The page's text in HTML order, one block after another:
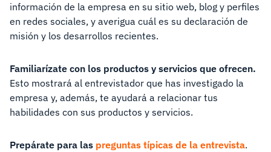
información de la empresa en su sitio web, blog y perfiles
en redes sociales, y averigua cuál es su declaración de
misión y los desarrollos recientes.
Familiarízate con los productos y servicios que ofrecen.
Esto mostrará al entrevistador que has investigado la
empresa y, además, te ayudará a relacionar tus
habilidades con sus productos y servicios.
Prepárate para las preguntas típicas de la entrevista.